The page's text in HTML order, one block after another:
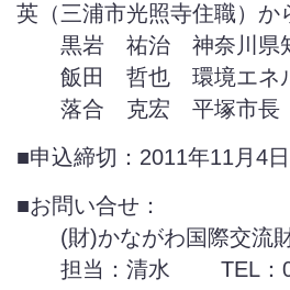
英（三浦市光照寺住職）か
黒岩 祐治 神奈川県
飯田 哲也 環境エネル
落合 克宏 平塚市長
■申込締切：2011年11月4
■お問い合せ：
(財)かながわ国際交流
担当：清水 TEL：